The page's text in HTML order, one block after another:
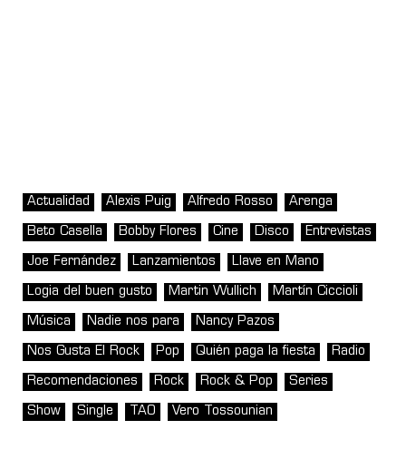
Actualidad Alexis Puig Alfredo Rosso Arenga
Beto Casella Bobby Flores Cine Disco Entrevistas
Joe Fernández Lanzamientos Llave en Mano
Logia del buen gusto Martin Wullich Martín Ciccioli
Música Nadie nos para Nancy Pazos
Nos Gusta El Rock Pop Quién paga la fiesta Radio
Recomendaciones Rock Rock & Pop Series
Show Single TAO Vero Tossounian